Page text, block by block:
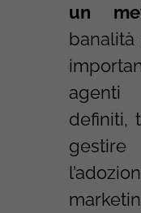
un
banalità
agenti
definiti,